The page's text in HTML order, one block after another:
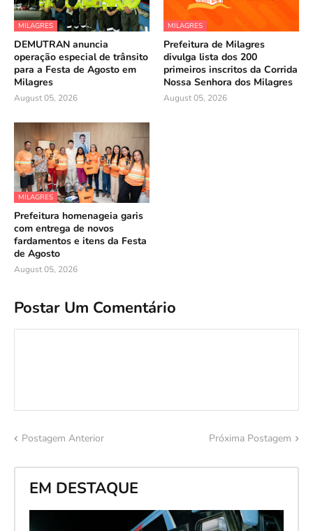
MILAGRES
DEMUTRAN anuncia
operação especial de trânsito
para a Festa de Agosto em
Milagres
August 05, 2026
MILAGRES
Prefeitura de Milagres
divulga lista dos 200
primeiros inscritos da Corrida
Nossa Senhora dos Milagres
August 05, 2026
MILAGRES
Prefeitura homenageia garis
com entrega de novos
fardamentos e itens da Festa
de Agosto
August 05, 2026
Postar Um Comentário
Postagem Anterior Próxima Postagem
EM DESTAQUE